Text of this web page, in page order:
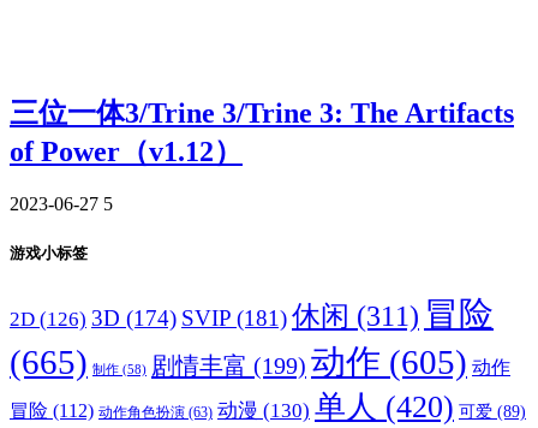
三位一体3/Trine 3/Trine 3: The Artifacts
of Power（v1.12）
2023-06-27 5
游戏小标签
2D (126) 3D (174) SVIP (181)休闲 (311) 冒险
(665) 制作 (58) 剧情丰富 (199) 动作 (605) 动作
冒险 (112) 动作角色扮演 (63) 动漫 (130) 单人 (420) 可爱 (89)